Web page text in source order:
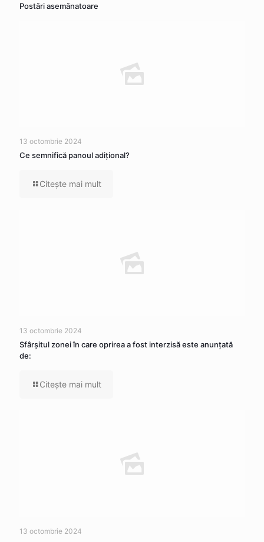
Postări asemănatoare
13 octombrie 2024
Ce semnifică panoul adițional?
Citeşte mai mult
13 octombrie 2024
Sfârșitul zonei în care oprirea a fost interzisă este anunțată
de:
Citeşte mai mult
13 octombrie 2024